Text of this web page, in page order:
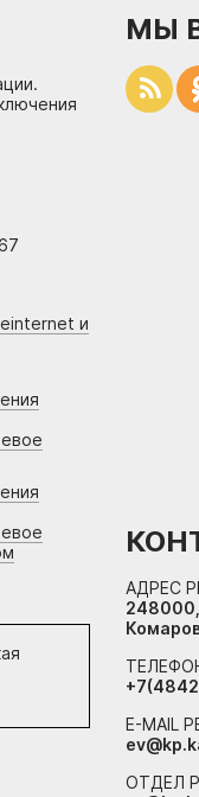
и
МЫ
АДРЕС
248000,
E-MAIL
ОТДЕЛ